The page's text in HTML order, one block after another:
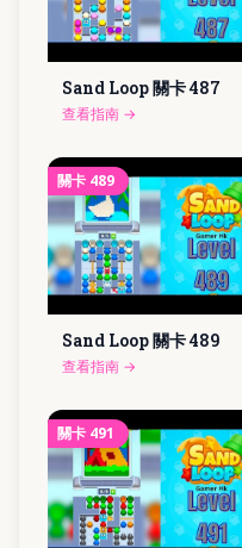
Sand Loop 關卡487
查看指南 →
關卡 489
Sand Loop 關卡489
查看指南 →
關卡 491